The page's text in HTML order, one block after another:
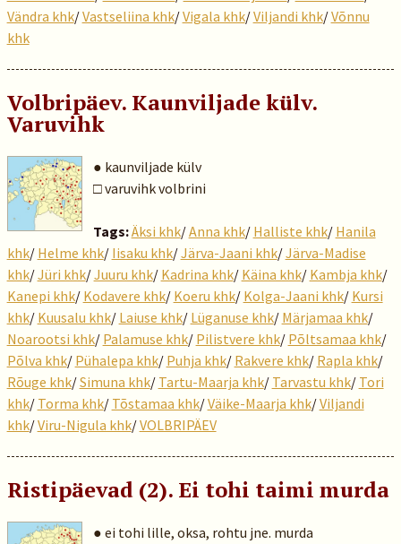
Vändra khk/Vastseliina khk/Vigala khk/Viljandi khk/Võnnu
khk
Volbripäev. Kaunviljade külv.
Varuvihk
● kaunviljade külv
□ varuvihk volbrini
Tags:Äksi khk/Anna khk/ Halliste khk/ Hanila
khk/ Helme khk/ Iisaku khk/Järva-Jaani khk/Järva-Madise
khk/Jüri khk/Juuru khk/ Kadrina khk/ Käina khk/ Kambja khk/
Kanepi khk/ Kodavere khk/ Koeru khk/ Kolga-Jaani khk/ Kursi
khk/ Kuusalu khk/ Laiuse khk/ Lüganuse khk/ Märjamaa khk/
Noarootsi khk/ Palamuse khk/ Pilistvere khk/ Põltsamaa khk/
Põlva khk/ Pühalepa khk/ Puhja khk/ Rakvere khk/ Rapla khk/
Rõuge khk/Simuna khk/ Tartu-Maarja khk/ Tarvastu khk/ Tori
khk/ Torma khk/ Tõstamaa khk/Väike-Maarja khk/Viljandi
khk/Viru-Nigula khk/VOLBRIPÄEV
Ristipäevad (2). Ei tohi taimi murda
● ei tohi lille, oksa, rohtu jne. murda